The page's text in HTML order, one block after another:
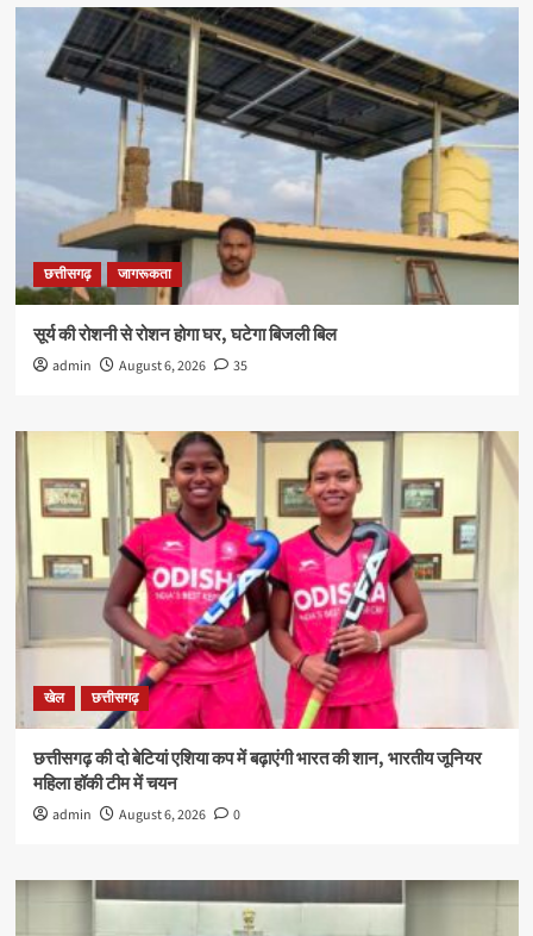
छत्तीसगढ़ जागरूकता
सूर्य की रोशनी से रोशन होगा घर, घटेगा बिजली बिल
admin August 6, 2026 35
खेल छत्तीसगढ़
छत्तीसगढ़ की दो बेटियां एशिया कप में बढ़ाएंगी भारत की शान, भारतीय जूनियर
महिला हॉकी टीम में चयन
admin August 6, 2026 0